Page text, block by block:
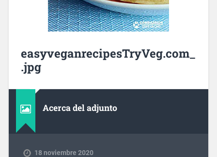
easyveganrecipesTryVeg.com_
.jpg
Acerca del adjunto
18 noviembre 2020